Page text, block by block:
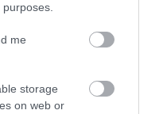
me
storage
on web or